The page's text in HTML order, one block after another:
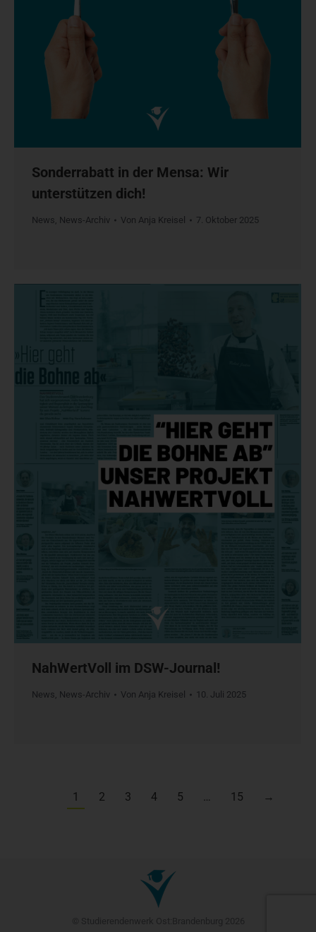
Sonderrabatt in der Mensa: Wir
unterstützen dich!
News, News-Archiv Von Anja Kreisel 7. Oktober 2025
NahWertVoll im DSW-Journal!
News, News-Archiv Von Anja Kreisel 10. Juli 2025
1 2 3 4 5 … 15 →